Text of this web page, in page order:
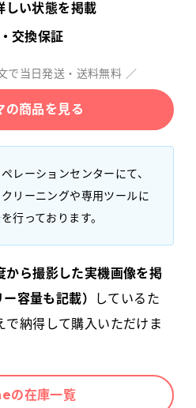
しい状態を掲載
交換保証
で当日発送・送料無料 ／
の商品を見る
レーションセンターにて、
リーニングや専用ツールに
行っております。
から撮影した実機画像を掲
容量も記載）
しているた
で納得して購入いただけま
の在庫一覧